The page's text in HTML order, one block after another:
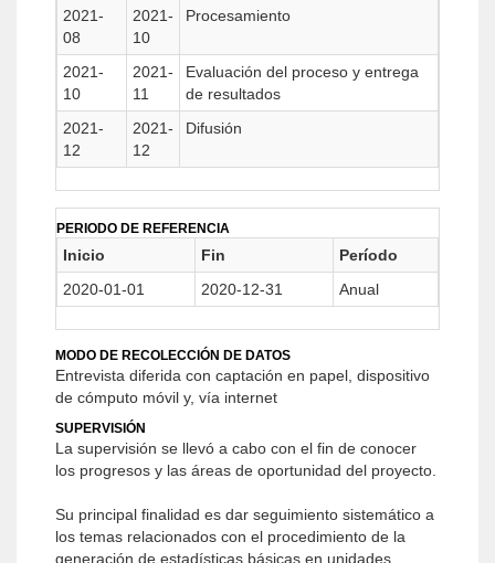
2021-
08
2021-
10
Procesamiento
2021-
10
2021-
11
Evaluación del proceso y entrega
de resultados
2021-
12
2021-
12
Difusión
PERIODO DE REFERENCIA
Inicio Fin
Período
2020-01-01
2020-12-31 Anual
MODO DE RECOLECCIÓN DE DATOS
Entrevista diferida con captación en papel, dispositivo
de cómputo móvil y, vía internet
SUPERVISIÓN
La supervisión se llevó a cabo con el fin de conocer
los progresos y las áreas de oportunidad del proyecto.
Su principal finalidad es dar seguimiento sistemático a
los temas relacionados con el procedimiento de la
generación de estadísticas básicas en unidades